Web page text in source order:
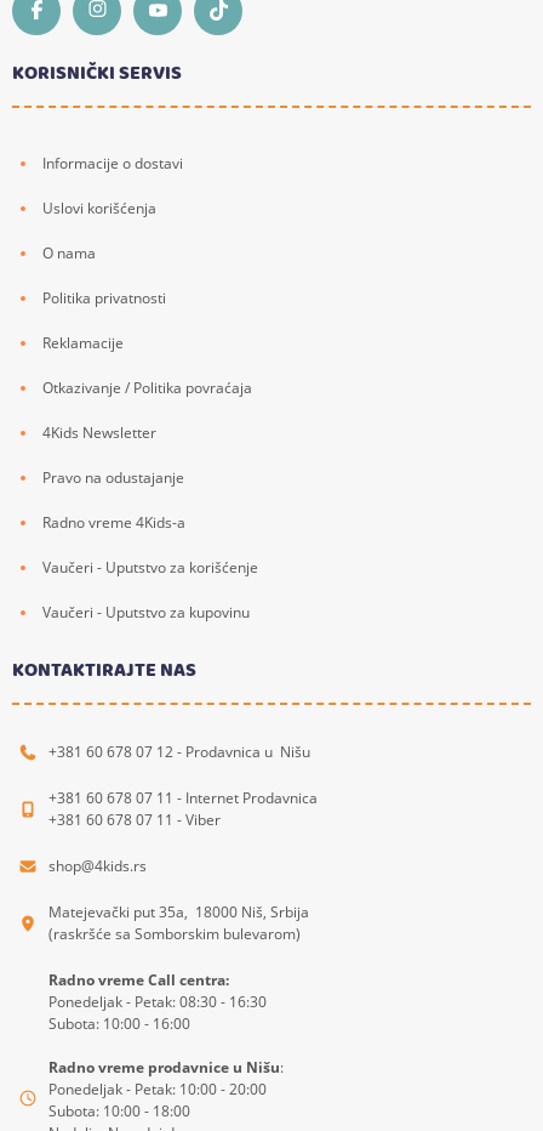
KORISNIČKI SERVIS
Informacije o dostavi
Uslovi korišćenja
O nama
Politika privatnosti
Reklamacije
Otkazivanje / Politika povraćaja
4Kids Newsletter
Pravo na odustajanje
Radno vreme 4Kids-a
Vaučeri - Uputstvo za korišćenje
Vaučeri - Uputstvo za kupovinu
KONTAKTIRAJTE NAS
+381 60 678 07 12 - Prodavnica u Nišu
+381 60 678 07 11 - Internet Prodavnica
+381 60 678 07 11 - Viber
shop@4kids.rs
Matejevački put 35a, 18000 Niš, Srbija
(raskršće sa Somborskim bulevarom)
Radno vreme Call centra:
Ponedeljak - Petak: 08:30 - 16:30
Subota: 10:00 - 16:00
Radno vreme prodavnice u Nišu:
Ponedeljak - Petak: 10:00 - 20:00
Subota: 10:00 - 18:00